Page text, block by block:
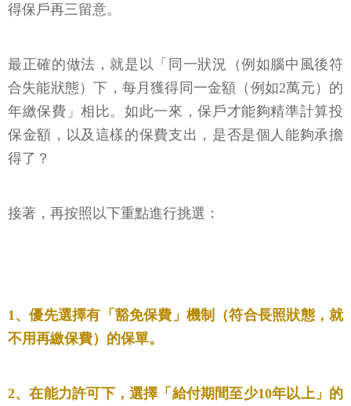
得保戶再三留意。
最正確的做法，就是以「同一狀況（例如腦中風後符
合失能狀態）下，每月獲得同一金額（例如2萬元）的
年繳保費」相比。如此一來，保戶才能夠精準計算投
保金額，以及這樣的保費支出，是否是個人能夠承擔
得了？
接著，再按照以下重點進行挑選：
1、優先選擇有「豁免保費」機制（符合長照狀態，就
不用再繳保費）的保單。
2、在能力許可下，選擇「給付期間至少10年以上」的